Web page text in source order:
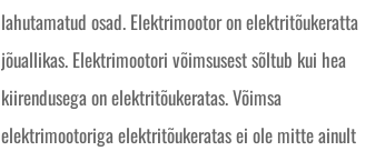
lahutamatud osad. Elektrimootor on elektritõukeratta
jõuallikas. Elektrimootori võimsusest sõltub kui hea
kiirendusega on elektritõukeratas. Võimsa
elektrimootoriga elektritõukeratas ei ole mitte ainult